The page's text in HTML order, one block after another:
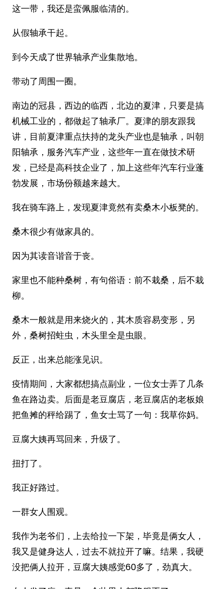
这一带，我还是蛮佩服临清的。
从假轴承干起。
到今天成了世界轴承产业集散地。
带动了周围一圈。
南边的冠县，西边的临西，北边的夏津，只要是搞
机械工业的，都做起了轴承厂。夏津的朋友跟我
讲，目前夏津重点扶持的龙头产业也是轴承，叫朝
阳轴承，服务汽车产业，这些年一直在做技术研
发，已经是高科技企业了，加上这些年汽车行业蓬
勃发展，市场份额越来越大。
我在骑车路上，发现夏津竟然有卖桑木小板凳的。
桑木很少有做家具的。
因为其读音谐音于丧。
家里也不能种桑树，有句俗语：前不栽桑，后不栽
柳。
桑木一般就是用来烧火的，其木质容易变形，另
外，桑树招蛀虫，木头里全是虫眼。
反正，出来总能涨见识。
疫情期间，大家都想搞点副业，一位女士弄了几条
鱼在路边卖。后面是老豆腐店，老豆腐店的老板娘
把鱼摊的秤给踢了，鱼女士骂了一句：我草你妈。
豆腐大姨再骂回来，升级了。
扭打了。
我正好路过。
一群女人围观。
我作为老爷们，上去给拉一下架，毕竟是俩女人，
我又是健身达人，过去不就拉开了嘛。结果，我硬
没把俩人拉开，豆腐大姨感觉60多了，劲真大。